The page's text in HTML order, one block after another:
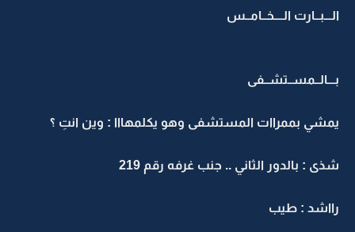
الـــبــارت الــــخــامــس
بـــالــمســتشــفى
يمشي بممراات المستشفى وهو يكلمهااا : وين انتِ ؟
شذى : بالدور الثاني .. جنب غرفه رقم 219
رااشد : طيب